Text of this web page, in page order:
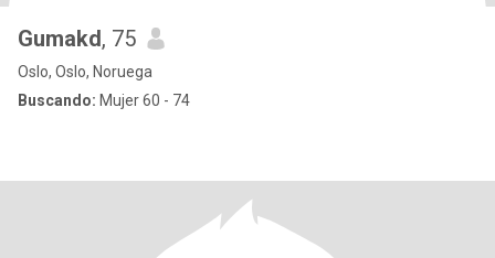
Gumakd, 75
Oslo, Oslo, Noruega
Buscando: Mujer 60 - 74